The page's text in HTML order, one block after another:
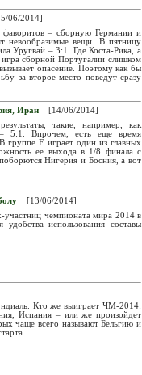
06/2014]
– сборную Германии и
невообразимые вещи. В пятницу
Уругвай – 3:1. Где Коста-Рика, а
игра сборной Португалии слишком
опасение. Поэтому как бы
за второе место поведут сразу
Иран
[14/06/2014]
такие, например, как
– 5:1. Впрочем, есть еще время
группе F играет один из главных
ее выхода в 1/8 финала с
Нигерия и Босния, а вот
[13/06/2014]
участниц чемпионата мира 2014 в
использования составы
Кто же выиграет ЧМ-2014:
Испания – или же произойдет
чаще всего называют Бельгию и